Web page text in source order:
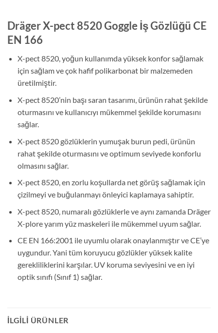
Dräger X-pect 8520 Goggle İş Gözlüğü CE
EN 166
X-pect 8520, yoğun kullanımda yüksek konfor sağlamak
için sağlam ve çok hafif polikarbonat bir malzemeden
üretilmiştir.
X-pect 8520’nin başı saran tasarımı, ürünün rahat şekilde
oturmasını ve kullanıcıyı mükemmel şekilde korumasını
sağlar.
X-pect 8520 gözlüklerin yumuşak burun pedi, ürünün
rahat şekilde oturmasını ve optimum seviyede konforlu
olmasını sağlar.
X-pect 8520, en zorlu koşullarda net görüş sağlamak için
çizilmeyi ve buğulanmayı önleyici kaplamaya sahiptir.
X-pect 8520, numaralı gözlüklerle ve aynı zamanda Dräger
X-plore yarım yüz maskeleri ile mükemmel uyum sağlar.
CE EN 166:2001 ile uyumlu olarak onaylanmıştır ve CE’ye
uygundur. Yani tüm koruyucu gözlükler yüksek kalite
gerekliliklerini karşılar. UV koruma seviyesini ve en iyi
optik sınıfı (Sınıf 1) sağlar.
İLGILI ÜRÜNLER